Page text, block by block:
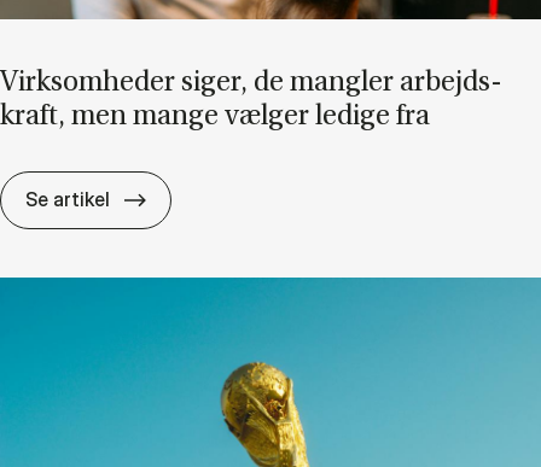
Virk­som­he­der si­ger, de mang­ler ar­bejds­
kraft, men man­ge væl­ger le­di­ge fra
Se artikel Virk­som­he­der si­ger, de mang­ler